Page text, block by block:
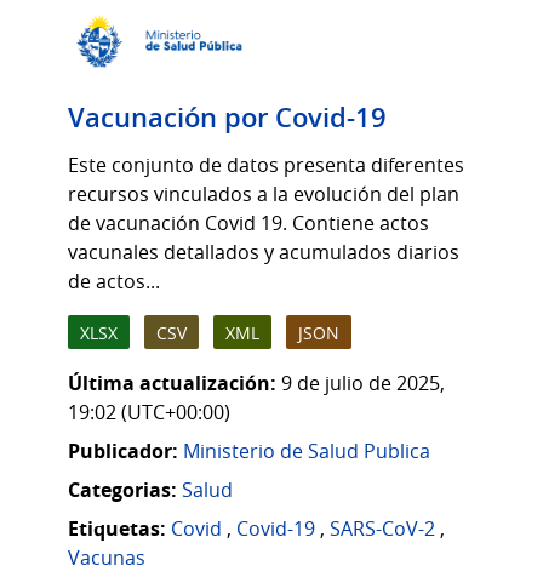
Vacunación por Covid-19
Este conjunto de datos presenta diferentes
recursos vinculados a la evolución del plan
de vacunación Covid 19. Contiene actos
vacunales detallados y acumulados diarios
de actos...
XLSX CSV XML JSON
Última actualización: 9 de julio de 2025,
19:02 (UTC+00:00)
Publicador: Ministerio de Salud Publica
Categorias: Salud
Etiquetas: Covid , Covid-19 , SARS-CoV-2 ,
Vacunas